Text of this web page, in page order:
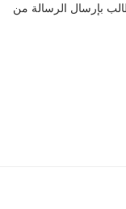
بإرسال الرسالة من